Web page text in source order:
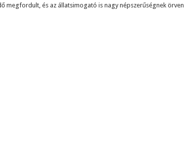
megfordult, és az állatsimogató is nagy népszerűségnek